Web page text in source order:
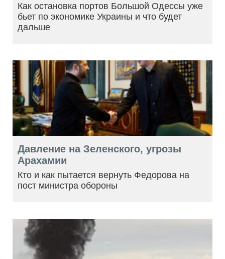
Как остановка портов Большой Одессы уже
бьет по экономике Украины и что будет
дальше
Давление на Зеленского, угрозы
Арахамии
Кто и как пытается вернуть Федорова на
пост министра обороны